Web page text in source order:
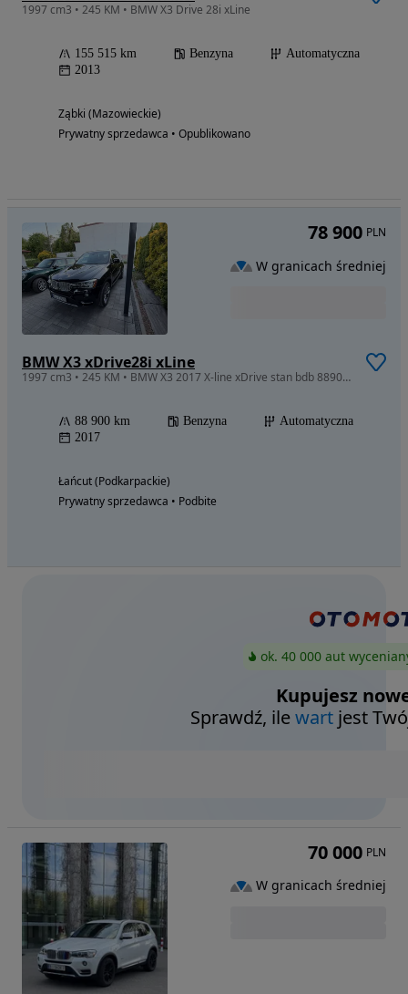
1997 cm3 • 245 KM • BMW X3 Drive 28i xLine
155 515 km Benzyna
Automatyczna
2013
Ząbki (Mazowieckie)
Prywatny sprzedawca • Opublikowano
BMW X3 xDrive28i xLine
1997 cm3 • 245 KM • BMW X3 2017 X-line xDrive stan bdb 88900 km
88 900 km Benzyna
Automatyczna
2017
Łańcut (Podkarpackie)
Prywatny sprzedawca • Podbite
78 900 PLN
W granicach średniej
ok. 40 000 aut
Kupujesz
Sprawdź, ilewart jest
70 000 PLN
W granicach średniej